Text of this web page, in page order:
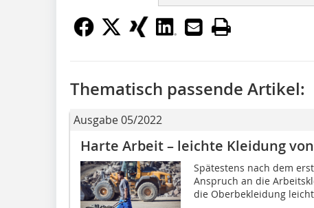
Thematisch passende Artikel:
Ausgabe 05/2022
Harte Arbeit – leichte Kleidung
Spätestens nach dem
Anspruch an die
die Oberbekleidung